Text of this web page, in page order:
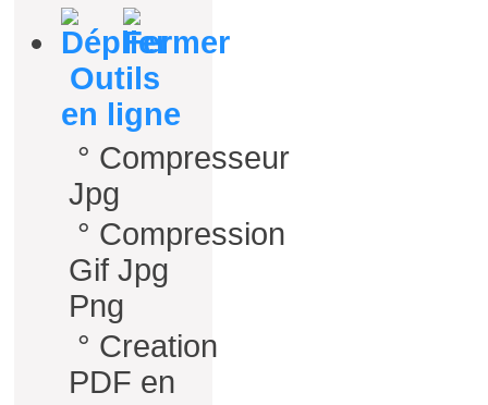
Outils
en ligne
° Compresseur
Jpg
° Compression
Gif Jpg
Png
° Creation
PDF en